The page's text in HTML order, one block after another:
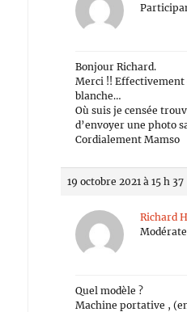
Bonjour Richard.
Merci !!
blanche…
Où suis je censée
d’envoyer une photo
Cordialement Mamso
19 octobre 2021 à 15 h 37
Richard
Quel modèle ?
Machine portative ,